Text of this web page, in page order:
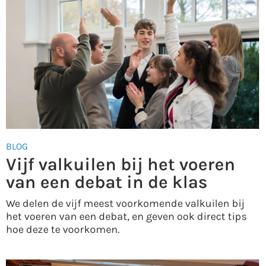
BLOG
Vijf valkuilen bij het voeren
van een debat in de klas
We delen de vijf meest voorkomende valkuilen bij
het voeren van een debat, en geven ook direct tips
hoe deze te voorkomen.